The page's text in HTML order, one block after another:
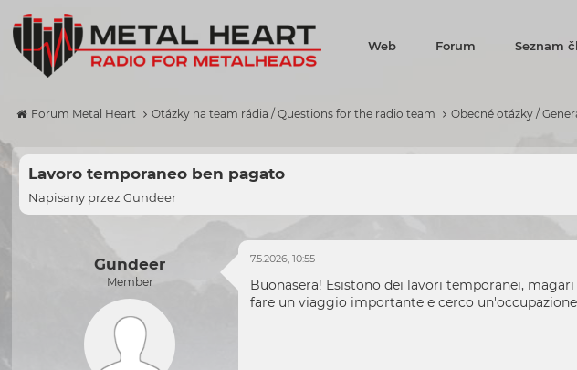
Web Forum Seznam
Forum Metal Heart Otázky na team rádia / Questions for the radio team Obecné otázky /
Lavoro temporaneo ben pagato
Napisany przezGundeer
Gundeer
Member
7.5.2026, 10:55
Buonasera! Esistono dei lavori temporanei,
fare un viaggio importante e cerco